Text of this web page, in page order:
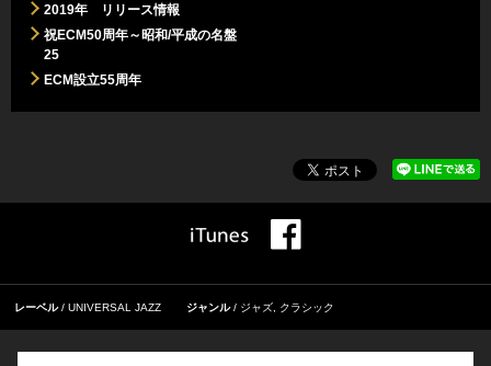
2019年 リリース情報
祝ECM50周年～昭和/平成の名盤
25
ECM設立55周年
レーベル UNIVERSAL JAZZ ジャンル ジャズ クラシック